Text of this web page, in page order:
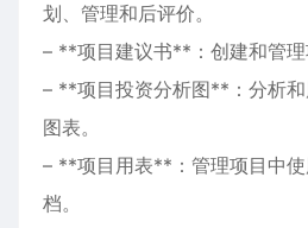
划、管理和后评价。
– **项目建议书**：创建和管理
– **项目投资分析图**：分析
图表。
– **项目用表**：管理项目中
档。